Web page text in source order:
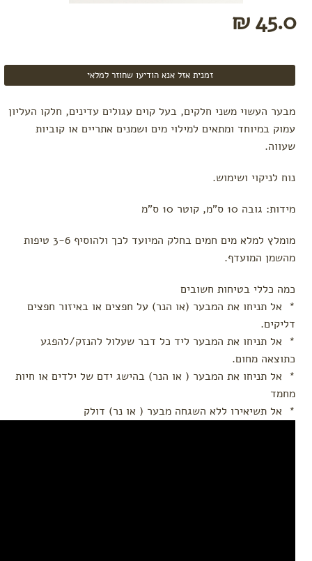
45.0 ₪
זמנית אזל אנא הודיעו שחוזר למלאי
מבער העשוי משני חלקים, בעל קוים עגולים עדינים, חלקו העליון
עמוק במיוחד ומתאים למילוי מים ושמנים אתריים או קוביות
שעווה.
נוח לניקוי ושימוש.
מידות: גובה 10 ס"מ, קוטר 10 ס"מ
מומלץ למלא מים חמים בחלק המיועד לכך ולהוסיף 3-6 טיפות
מהשמן המועדף.
כמה כללי בטיחות חשובים
* אל תניחו את המבער (או הנר) על חפצים או באיזור חפצים
דליקים.
* אל תניחו את המבער ליד כל דבר שעלול להנזק/להפגע
כתוצאה מחום.
* אל תניחו את המבער ( או הנר) בהישג ידם של ילדים או חיות
מחמד
* אל תשיאירו ללא השגחה מבער ( או נר) דולק